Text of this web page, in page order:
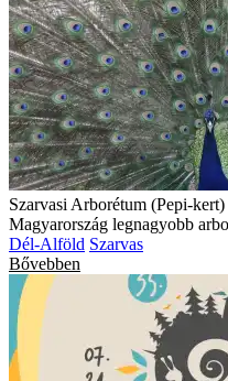
Szarvasi Arborétum (Pepi-kert)
Magyarország legnagyobb
Dél-Alföld Szarvas
Bővebben